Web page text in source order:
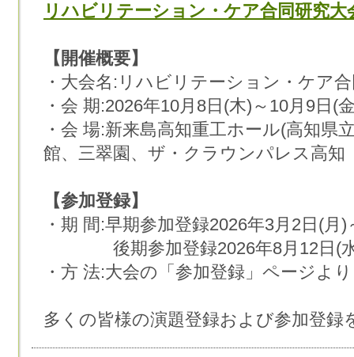
リハビリテーション・ケア合同研究
【開催概要】
・大会名:リハビリテーション・ケア
・会 期:2026年10月8日(木)～10月9日(
・会 場:新来島高知重工ホール(高知県
館、三翠園、ザ・クラウンパレス高知
【参加登録】
・期 間:早期参加登録2026年3月2日(月
後期参加登録2026年8月12日(水)
・方 法:大会の「参加登録」ページよ
多くの皆様の演題登録および参加登